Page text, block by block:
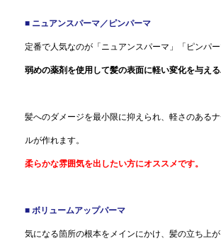
■ ニュアンスパーマ／ピンパーマ
定番で人気なのが「ニュアンスパーマ」「ピンパー
弱めの薬剤を使用して髪の表面に軽い変化を与える
髪へのダメージを最小限に抑えられ、軽さのある
ルが作れます。
柔らかな雰囲気を出したい方にオススメです。
■ ボリュームアップパーマ
気になる箇所の根本をメインにかけ、髪の立ち上